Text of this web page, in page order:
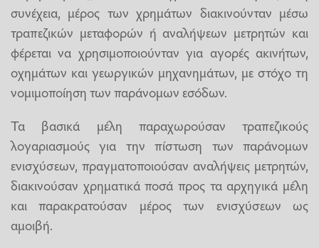
συνέχεια, μέρος των χρημάτων διακινούνταν μέσω
τραπεζικών μεταφορών ή αναλήψεων μετρητών και
φέρεται να χρησιμοποιούνταν για αγορές ακινήτων,
οχημάτων και γεωργικών μηχανημάτων, με στόχο τη
νομιμοποίηση των παράνομων εσόδων.
Τα βασικά μέλη παραχωρούσαν τραπεζικούς
λογαριασμούς για την πίστωση των παράνομων
ενισχύσεων, πραγματοποιούσαν αναλήψεις μετρητών,
διακινούσαν χρηματικά ποσά προς τα αρχηγικά μέλη
και παρακρατούσαν μέρος των ενισχύσεων ως
αμοιβή.